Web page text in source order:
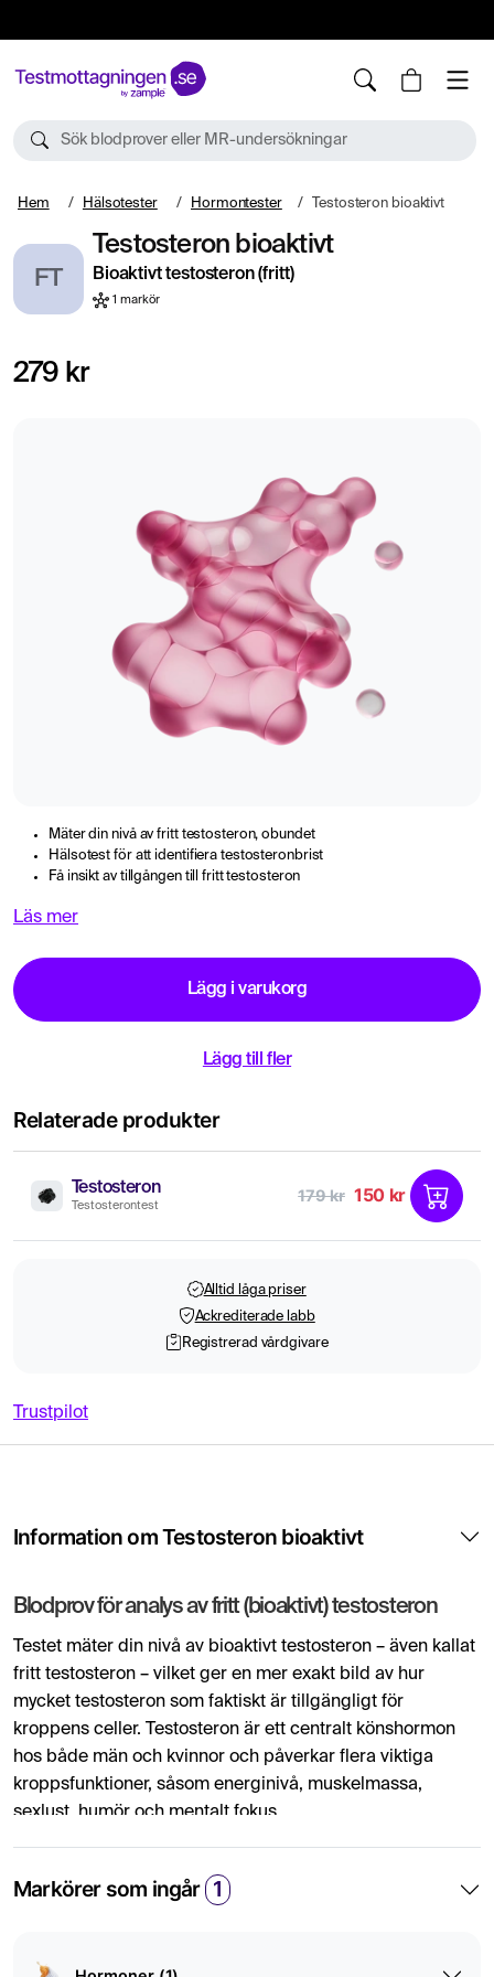
Sök blodprover eller MR-undersökningar
Hem Hälsotester Hormontester Testosteron bioaktivt
FT
Testosteron bioaktivt
Bioaktivt testosteron (fritt)
1 markör
279 kr
Mäter din nivå av fritt testosteron, obundet
Hälsotest för att identifiera testosteronbrist
Få insikt av tillgången till fritt testosteron
Läs mer
Lägg i varukorg
Lägg till fler
Relaterade produkter
Testosteron
Testosterontest
179 kr 150 kr
Alltid låga priser
Ackrediterade labb
Registrerad vårdgivare
Trustpilot
Information om Testosteron bioaktivt
Blodprov för analys av fritt (bioaktivt) testosteron
Testet mäter din nivå av bioaktivt testosteron – även kallat
fritt testosteron – vilket ger en mer exakt bild av hur
mycket testosteron som faktiskt är tillgängligt för
kroppens celler. Testosteron är ett centralt könshormon
hos både män och kvinnor och påverkar flera viktiga
kroppsfunktioner, såsom energinivå, muskelmassa,
sexlust, humör och mentalt fokus.
proteiner, främst könshormonbindande globulin (SHBG)
däremot biologiskt aktiv och kan tas upp direkt av
Markörer som ingår 1